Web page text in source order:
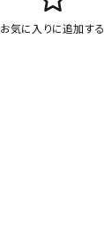
お気に入りに追加する